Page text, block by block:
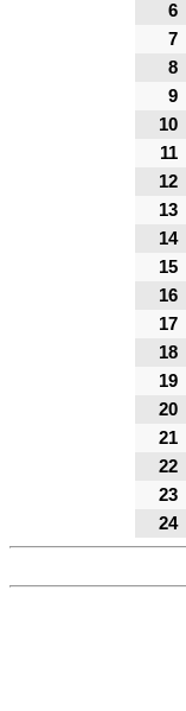
6
7
8
9
10
11
12
13
14
15
16
17
18
19
20
21
22
23
24